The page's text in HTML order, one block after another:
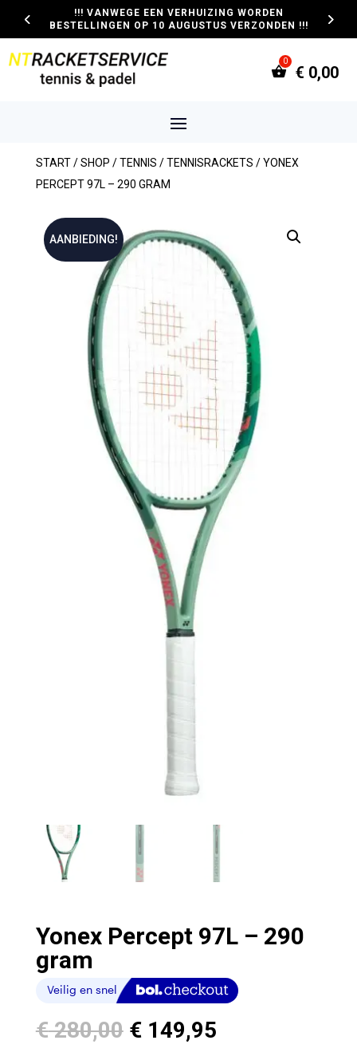
!!! VANWEGE EEN VERHUIZING WORDEN
BESTELLINGEN OP 10 AUGUSTUS VERZONDEN !!!
€ 0,00
START/SHOP /TENNIS /TENNISRACKETS / YONEX
PERCEPT 97L – 290 GRAM
AANBIEDING!
Yonex Percept 97L – 290
gram
€280,00 Oorspronkelijke
€149,95Huidige